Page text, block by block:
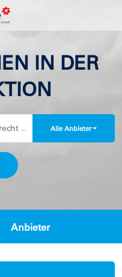
IN DER
Alle Anbieter
Anbieter